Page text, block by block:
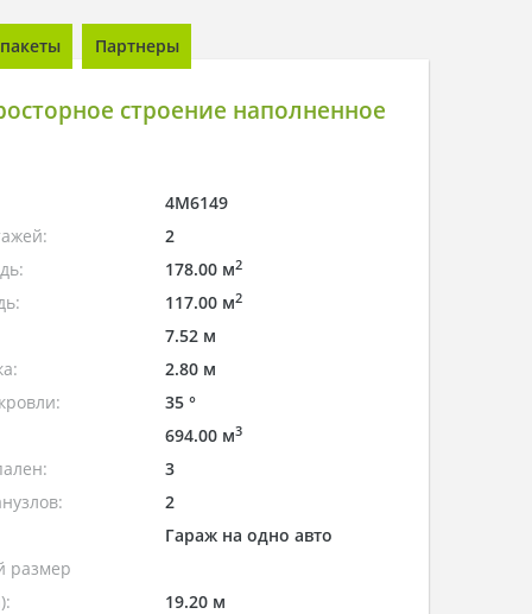
Партнеры
строение наполненное
4M6149
2
178.00 м2
117.00 м2
7.52 м
2.80 м
35 °
694.00 м3
3
2
Гараж на одно авто
размер
19.20 м